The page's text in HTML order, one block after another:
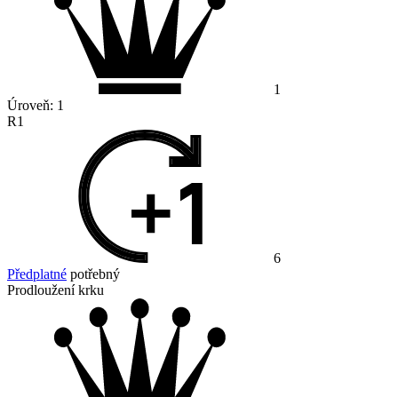
1
Úroveň: 1
R1
6
Předplatné potřebný
Prodloužení krku